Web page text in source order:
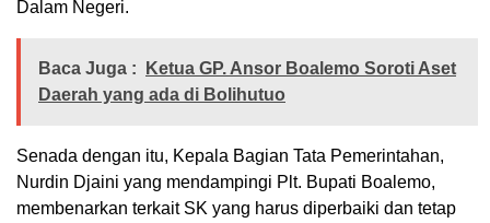
Dalam Negeri.
Baca Juga :
Ketua GP. Ansor Boalemo Soroti Aset
Daerah yang ada di Bolihutuo
Senada dengan itu, Kepala Bagian Tata Pemerintahan,
Nurdin Djaini yang mendampingi Plt. Bupati Boalemo,
membenarkan terkait SK yang harus diperbaiki dan tetap